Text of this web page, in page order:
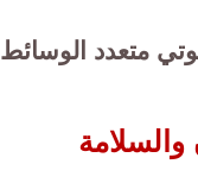
متعدد الوسائط
والسلامة